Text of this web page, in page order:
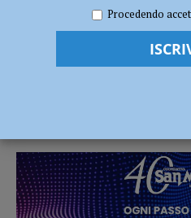
senso unico alternato lungo il ponte
Da lunedì a mercoledì
Procedendo